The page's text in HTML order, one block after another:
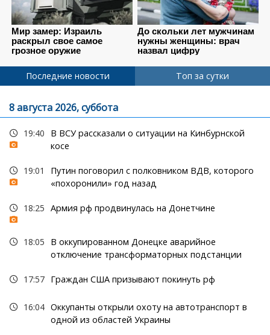
Последние новости Топ за сутки
8 августа 2026, суббота
19:40
В ВСУ рассказали о ситуации на Кинбурнской
косе
19:01
Путин поговорил с полковником ВДВ, которого
«похоронили» год назад
18:25 Армия рф продвинулась на Донетчине
18:05
В оккупированном Донецке аварийное
отключение трансформаторных подстанции
17:57 Граждан США призывают покинуть рф
16:04 Оккупанты открыли охоту на автотранспорт в
одной из областей Украины